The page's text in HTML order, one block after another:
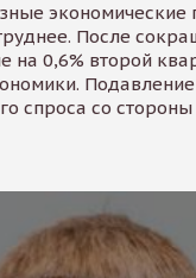
После
на 0,6% второй
спроса со